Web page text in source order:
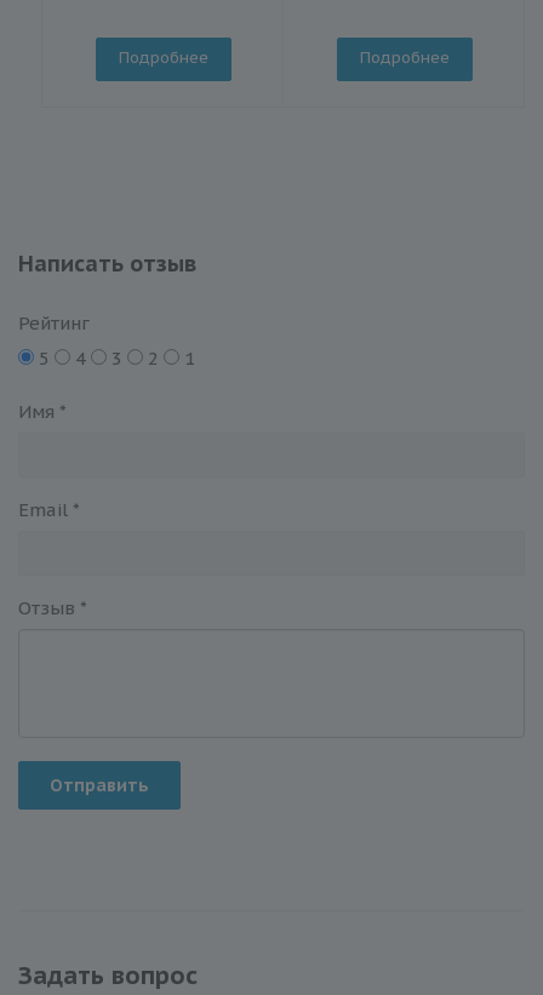
Подробнее Подробнее
Написать отзыв
Рейтинг
5
4 3 2 1
Имя *
Email *
Отзыв *
Отправить
Задать вопрос